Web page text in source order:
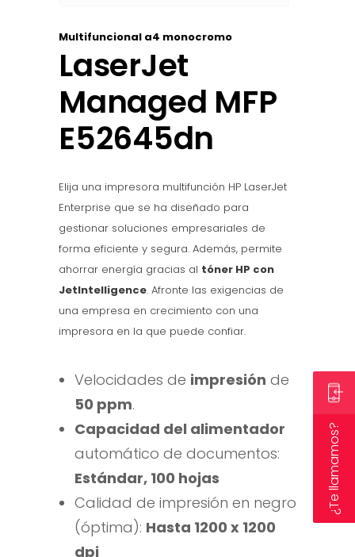
Multifuncional a4 monocromo
LaserJet
Managed MFP
E52645dn
Elija una impresora multifunción HP LaserJet
Enterprise que se ha diseñado para
gestionar soluciones empresariales de
forma eficiente y segura. Además, permite
ahorrar energía gracias al tóner HP con
JetIntelligence. Afronte las exigencias de
una empresa en crecimiento con una
impresora en la que puede confiar.
Velocidades de impresión de
50 ppm.
Capacidad del alimentador
automático de documentos:
Estándar, 100 hojas
Calidad de impresión en negro
(óptima): Hasta 1200 x 1200
dpi
¿Te llamamos?